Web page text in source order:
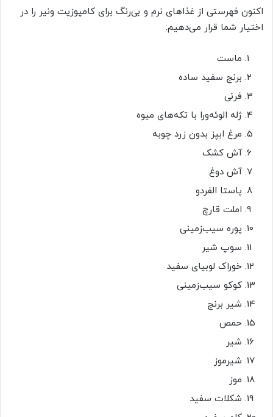
اکنون فهرستی از غذاهای نرم و بی‌رنگ برای کامپوزیت ونیر را در
اختیار شما قرار می‌دهیم:
ماست
برنج سفید ساده
فرنی
ژله الوئه‌ورا با تکه‌های میوه
مرغ ابپز بدون زرد چوبه
آش کشک
آش دوغ
پاستا الفردو
املت قارچ
پوره سیب‌زمینی
سوپ شیر
خوراک لوبیای سفید
کوکو سیب‌زمینی
شیر برنج
حمص
شیر
شیرموز
موز
شکلات سفید